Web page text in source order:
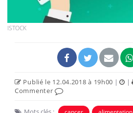
ISTOCK
Publié le 12.04.2018 à 19h00 | |
Commenter